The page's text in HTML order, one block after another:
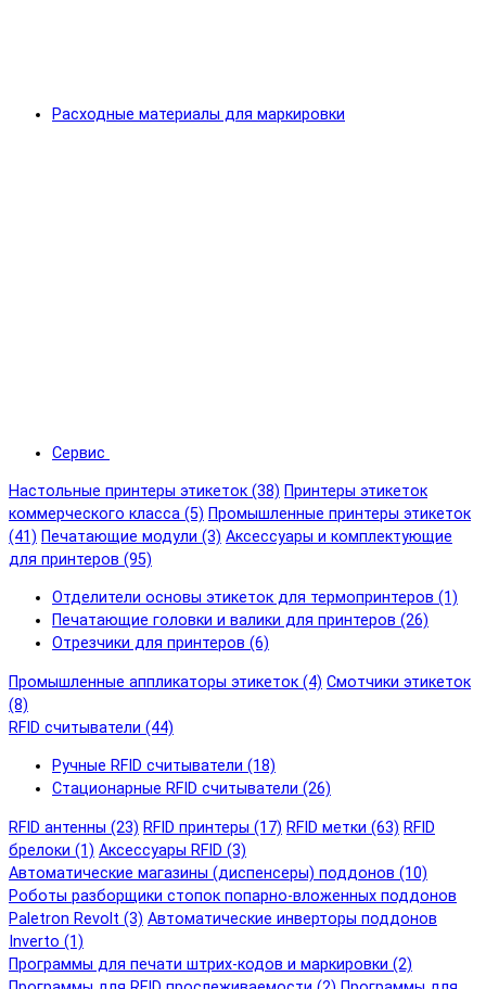
Расходные материалы для маркировки
Сервис
Настольные принтеры этикеток (38) Принтеры этикеток
коммерческого класса (5) Промышленные принтеры этикеток
(41) Печатающие модули (3) Аксессуары и комплектующие
для принтеров (95)
Отделители основы этикеток для термопринтеров (1)
Печатающие головки и валики для принтеров (26)
Отрезчики для принтеров (6)
Промышленные аппликаторы этикеток (4) Смотчики этикеток
(8)
RFID cчитыватели (44)
Ручные RFID cчитыватели (18)
Стационарные RFID cчитыватели (26)
RFID антенны (23) RFID принтеры (17) RFID метки (63) RFID
брелоки (1) Аксессуары RFID (3)
Автоматические магазины (диспенсеры) поддонов (10)
Роботы разборщики стопок попарно-вложенных поддонов
Paletron Revolt (3) Автоматические инверторы поддонов
Inverto (1)
Программы для печати штрих-кодов и маркировки (2)